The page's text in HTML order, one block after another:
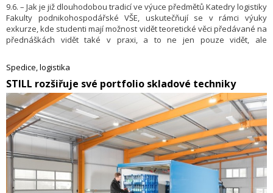
9.6. – Jak je již dlouhodobou tradicí ve výuce předmětů Katedry logistiky
Fakulty podnikohospodářské VŠE, uskutečňují se v rámci výuky
exkurze, kde studenti mají možnost vidět teoretické věci předávané na
přednáškách vidět také v praxi, a to ne jen pouze vidět, ale
libovolné téma.
Spedice, logistika
​STILL rozšiřuje své portfolio skladové techniky